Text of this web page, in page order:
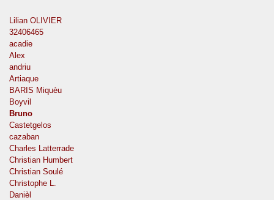
Lilian OLIVIER
32406465
acadie
Alex
andriu
Artiaque
BARIS Miquèu
Boyvil
Bruno
Castetgelos
cazaban
Charles Latterrade
Christian Humbert
Christian Soulé
Christophe L.
Danièl